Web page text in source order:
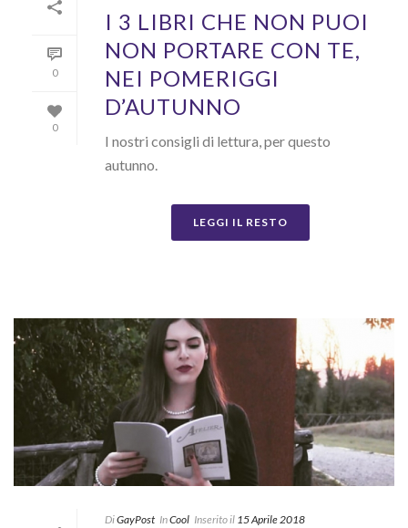
0
0
I 3 LIBRI CHE NON PUOI
NON PORTARE CON TE,
NEI POMERIGGI
D’AUTUNNO
I nostri consigli di lettura, per questo
autunno.
LEGGI IL RESTO
DiGayPost InCool Inserito il 15 Aprile 2018